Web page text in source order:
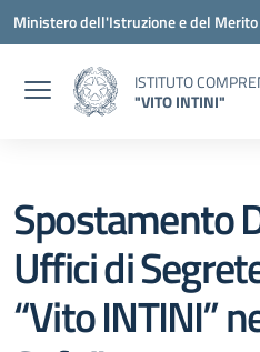
Vai ai contenuti
Vai al menu di navigazione
Vai al footer
Ministero dell'Istruzione e del Merito
ISTITUTO
"VITO INTINI"
Spostamento
Uffici di
“Vito INTINI”